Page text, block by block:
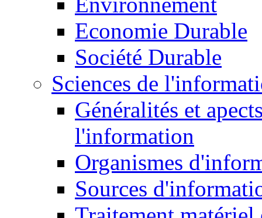
Economie Durable
Société Durable
Sciences de
Généralités et
l'information
Organismes
Sources